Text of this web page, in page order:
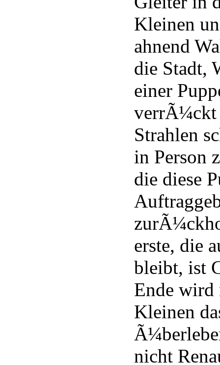
Kleinen
ahnend
die Stadt,
einer
verrÃ¼ckt
Strahlen
in Person
die diese
erste, die
bleibt, ist
Ende wird
Kleinen
nicht